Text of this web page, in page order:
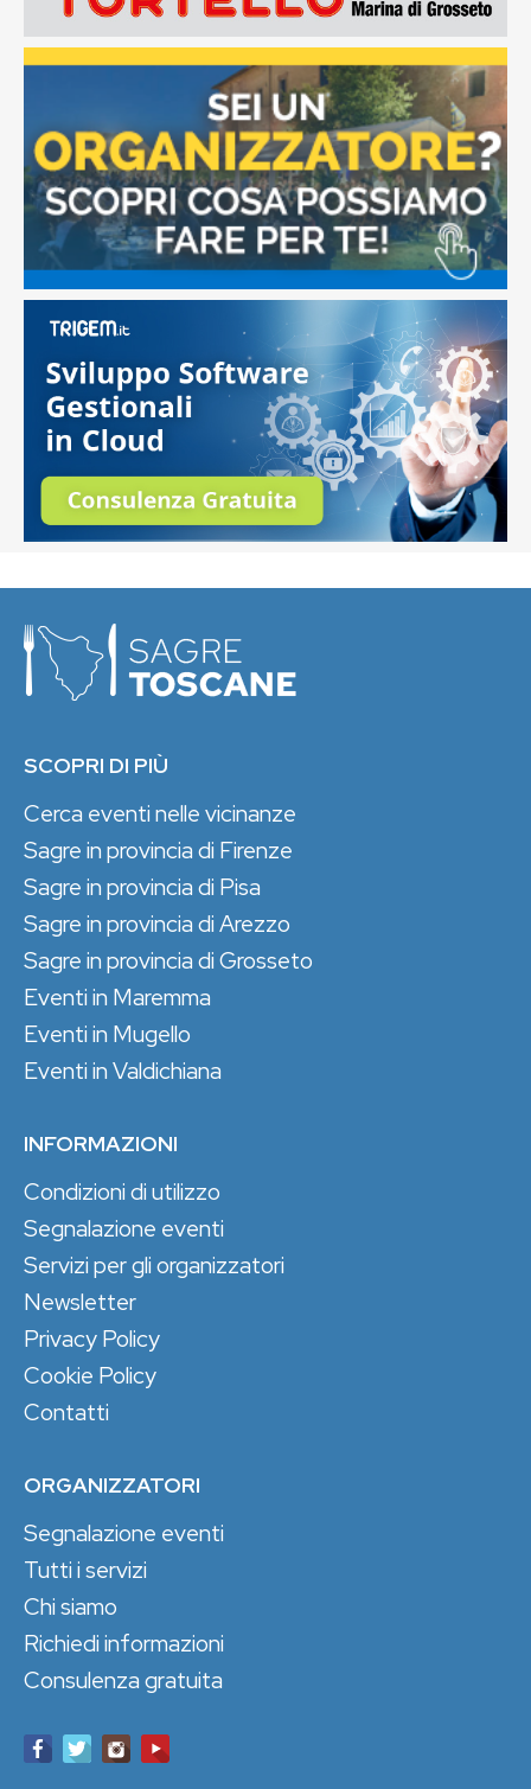
SCOPRI DI PIÙ
Cerca eventi nelle vicinanze
Sagre in provincia di Firenze
Sagre in provincia di Pisa
Sagre in provincia di Arezzo
Sagre in provincia di Grosseto
Eventi in Maremma
Eventi in Mugello
Eventi in Valdichiana
INFORMAZIONI
Condizioni di utilizzo
Segnalazione eventi
Servizi per gli organizzatori
Newsletter
Privacy Policy
Cookie Policy
Contatti
ORGANIZZATORI
Segnalazione eventi
Tutti i servizi
Chi siamo
Richiedi informazioni
Consulenza gratuita